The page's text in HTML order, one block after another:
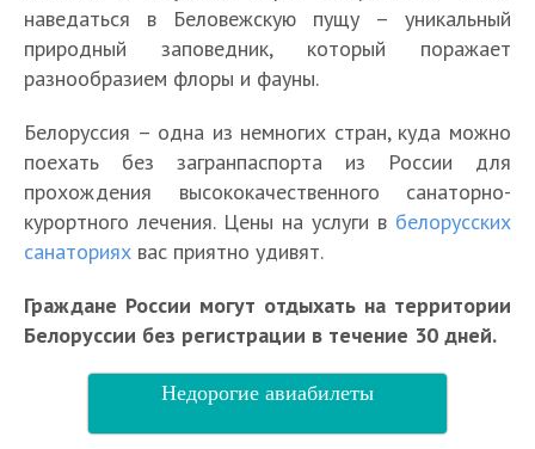
наведаться в Беловежскую пущу – уникальный
природный заповедник, который поражает
разнообразием флоры и фауны.
Белоруссия – одна из немногих стран, куда можно
поехать без загранпаспорта из России для
прохождения высококачественного санаторно-
курортного лечения. Цены на услуги в белорусских
санаториях вас приятно удивят.
Граждане России могут отдыхать на территории
Белоруссии без регистрации в течение 30 дней.
Недорогие авиабилеты